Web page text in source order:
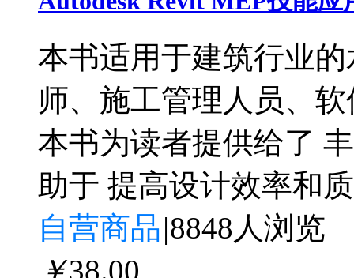
本书适用于建筑行业
师、施工管理人员、
本书为读者提供给了
助于 提高设计效率和
自营商品|8848人浏览
￥38.00